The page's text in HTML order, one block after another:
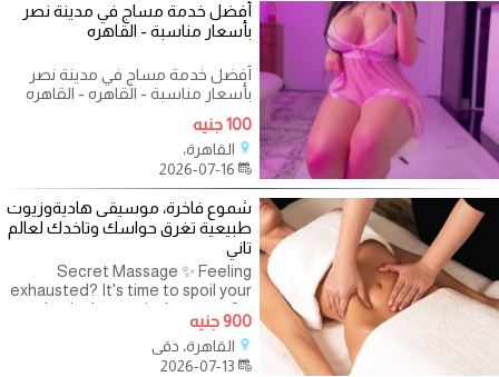
أفضل خدمة مساج في مدينة نصر
بأسعار مناسبة - القاهره
أفضل خدمة مساج في مدينة نصر
بأسعار مناسبة - القاهره - القاهره
هل تبحث عن تجربة مساج مريحة
ومنعشة في
100 جنيه
القاهرة،
شموع فاخرة، موسيقى هاديةوزيوت
طبيعية تغرق حواسك وتاخدك لعالم
تاني
Secret Massage ✨ Feeling
exhausted? It's time to spoil your
body the way it deserves ?‍♀️
Imagine this… Soft candles,
calming music, natural oils
awakening your
900 جنيه
القاهرة، دقي